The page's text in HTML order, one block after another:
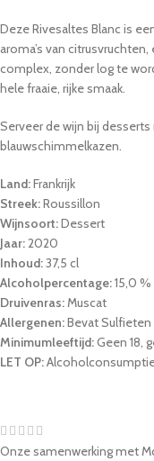
Deze Rivesaltes Blanc is
aroma’s van
complex, zonder log te
hele fraaie, rijke smaak.
Serveer de wijn bij
blauwschimmelkazen.
Land:Frankrijk
Streek:Roussillon
Wijnsoort:Dessert
Jaar:2020
Inhoud:37,5 cl
Alcoholpercentage:15,0 %
Druivenras: Muscat
Allergenen:Bevat Sulfieten
Minimumleeftijd:Geen 18,
LET OP:
Onze samenwerking met